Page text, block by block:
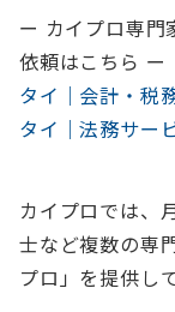
ー カイプロ専門
依頼はこちら ー
タイ｜会計・税
タイ｜法務サー
カイプロでは、
士など複数の専
プロ」を提供し